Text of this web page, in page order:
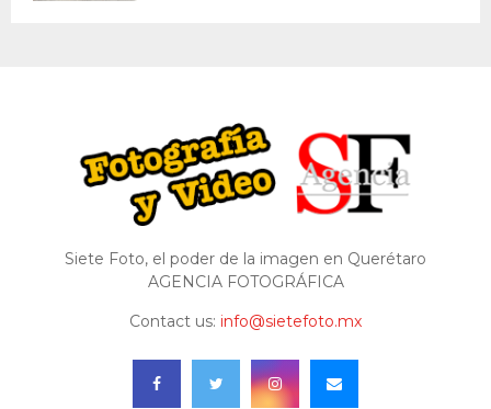
Siete Foto, el poder de la imagen en Querétaro
AGENCIA FOTOGRÁFICA
Contact us: info@sietefoto.mx